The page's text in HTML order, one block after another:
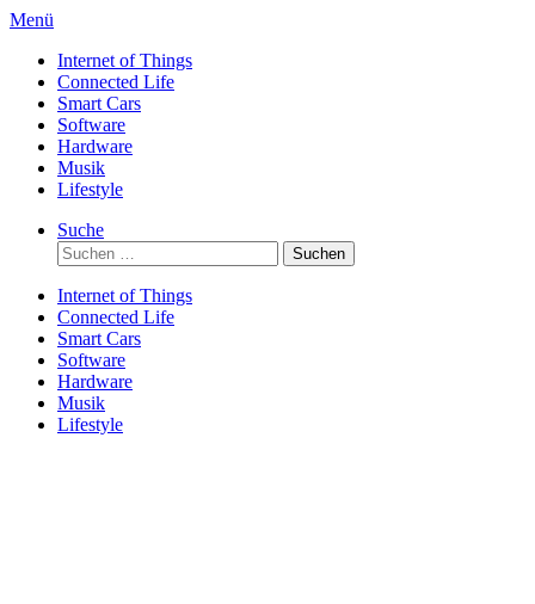
Direkt
Inhalt
Menü
Internet of Things
Connected Life
Smart Cars
Software
Hardware
Musik
Lifestyle
Suche
Suchen
nach:
Internet of Things
Connected Life
Smart Cars
Software
Hardware
Musik
Lifestyle